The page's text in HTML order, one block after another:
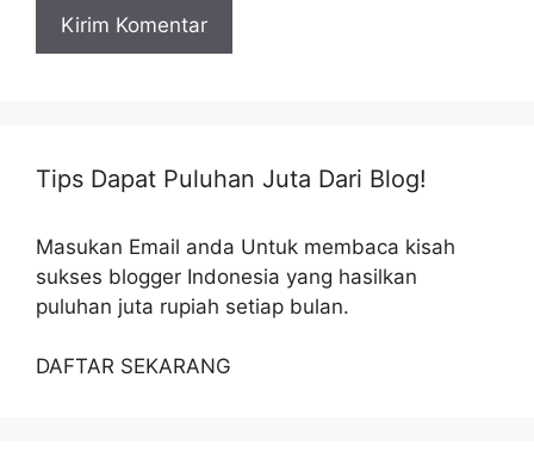
Tips Dapat Puluhan Juta Dari Blog!
Masukan Email anda Untuk membaca kisah
sukses blogger Indonesia yang hasilkan
puluhan juta rupiah setiap bulan.
DAFTAR SEKARANG